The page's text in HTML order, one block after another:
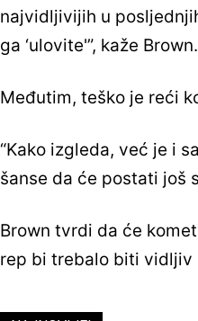
najvidljivijih u
ga ‘ulovite'”, kaže Brown.
Međutim, teško je reći
“Kako izgleda, već je i
šanse da će postati još
Brown tvrdi da će
rep bi trebalo biti vidljiv